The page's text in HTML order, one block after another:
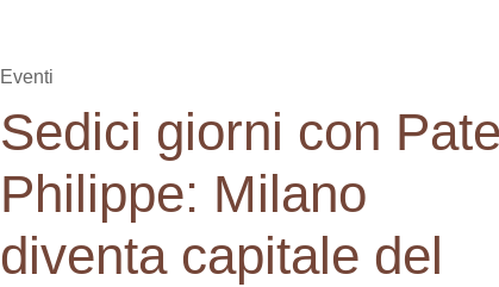
Eventi
Sedici giorni con
Philippe: Milano
diventa capitale del